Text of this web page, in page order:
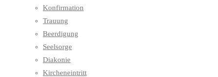
Konfirmation
Trauung
Beerdigung
Seelsorge
Diakonie
Kircheneintritt